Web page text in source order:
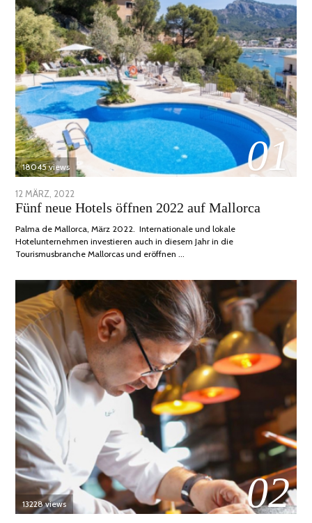
01
18045 views
POSTED
ON
12 MÄRZ, 2022
DEZEMBER,
Fünf neue Hotels öffnen 2022 auf Mallorca
Palma de Mallorca, März 2022. Internationale und lokale
Hotelunternehmen investieren auch in diesem Jahr in die
Tourismusbranche Mallorcas und eröffnen …
02
13228 views